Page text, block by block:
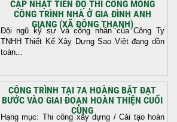
CẬP NHẬT TIẾN ĐỘ THI CÔNG MÓNG
CÔNG TRÌNH NHÀ Ở GIA ĐÌNH ANH
GIANG (XÃ ĐÔNG THẠNH)
Đội ngũ kỹ sư và công nhân của Công Ty
TNHH Thiết Kế Xây Dựng Sao Việt đang dồn
toàn...
CÔNG TRÌNH TẠI 7A HOÀNG BẬT ĐẠT
BƯỚC VÀO GIAI ĐOẠN HOÀN THIỆN CUỐI
CÙNG
Hạng mục: Thi công xây dựng / Cải tạo hoàn